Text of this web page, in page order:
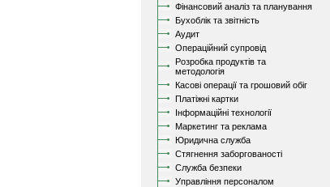
Фінансовий аналіз та планування
Бухоблік та звітність
Аудит
Операційний супровід
Розробка продуктів та
методологія
Касові операції та грошовий обіг
Платіжні картки
Інформаційні технології
Маркетинг та реклама
Юридична служба
Стягнення заборгованості
Служба безпеки
Управління персоналом